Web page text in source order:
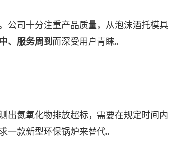
公司十分注重产品质量，从泡沫酒托模具
、服务周到而深受用户青睐。
出氮氧化物排放超标，需要在规定时间内
款新型环保锅炉来替代。